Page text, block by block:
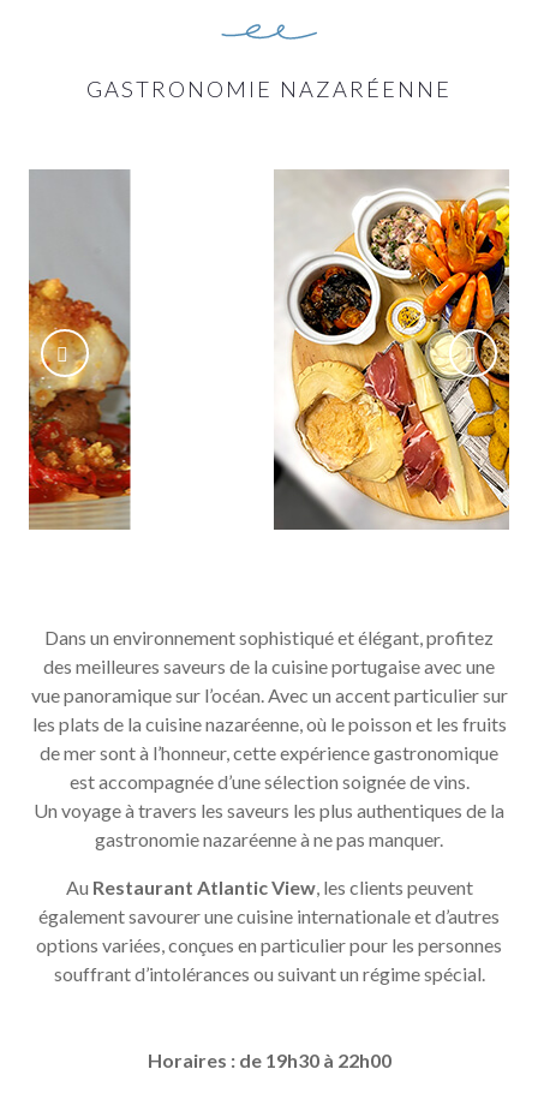
GASTRONOMIE NAZARÉENNE
Dans un environnement sophistiqué et élégant, profitez
des meilleures saveurs de la cuisine portugaise avec une
vue panoramique sur l’océan. Avec un accent particulier sur
les plats de la cuisine nazaréenne, où le poisson et les fruits
de mer sont à l’honneur, cette expérience gastronomique
est accompagnée d’une sélection soignée de vins.
Un voyage à travers les saveurs les plus authentiques de la
gastronomie nazaréenne à ne pas manquer.
Au Restaurant Atlantic View, les clients peuvent
également savourer une cuisine internationale et d’autres
options variées, conçues en particulier pour les personnes
souffrant d’intolérances ou suivant un régime spécial.
Horaires : de 19h30 à 22h00